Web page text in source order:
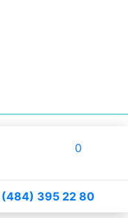
(484) 395 22 80
0